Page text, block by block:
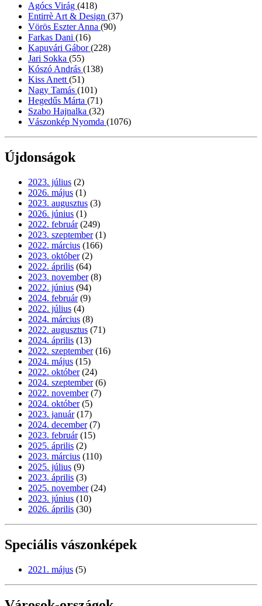
Agócs Virág (418)
Entirrè Art & Design (37)
Vörös Eszter Anna (90)
Farkas Dani (16)
Kapuvári Gábor(228)
Jari Sokka (55)
Kószó András (138)
Kiss Anett (51)
Nagy Tamás (101)
Hegedűs Márta (71)
Szabo Hajnalka (32)
Vászonkép Nyomda (1076)
Újdonságok
2023. július (2)
2026. május (1)
2023. augusztus (3)
2026. június (1)
2022. február (249)
2023. szeptember (1)
2022. március (166)
2023. október (2)
2022. április (64)
2023. november (8)
2022. június (94)
2024. február (9)
2022. július (4)
2024. március (8)
2022. augusztus (71)
2024. április (13)
2022. szeptember (16)
2024. május (15)
2022. október (24)
2024. szeptember (6)
2022. november (7)
2024. október (5)
2023. január (17)
2024. december (7)
2023. február (15)
2025. április (2)
2023. március (110)
2025. július (9)
2023. április (3)
2025. november (24)
2023. június (10)
2026. április (30)
Speciális vászonképek
2021. május (5)